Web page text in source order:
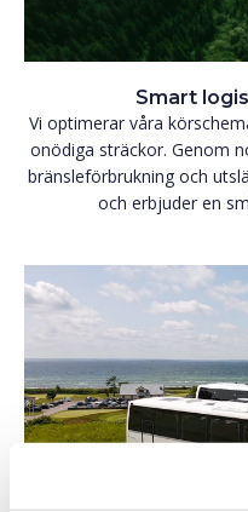
Smart
Vi optimerar våra
onödiga sträckor. Genom
bränsleförbrukning och
och erbjuder en